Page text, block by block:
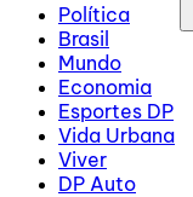
Política
Brasil
Mundo
Economia
Esportes DP
Vida Urbana
Viver
DP Auto